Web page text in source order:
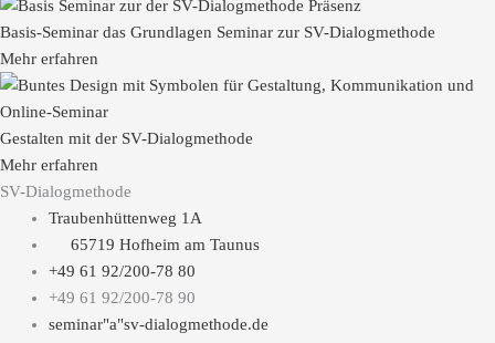
Basis-Seminar das Grundlagen Seminar zur SV-Dialogmethode
Mehr erfahren
Gestalten mit der SV-Dialogmethode
Mehr erfahren
SV-Dialogmethode
Traubenhüttenweg 1A
65719 Hofheim am Taunus
+49 61 92/200-78 80
+49 61 92/200-78 90
seminar"a"sv-dialogmethode.de